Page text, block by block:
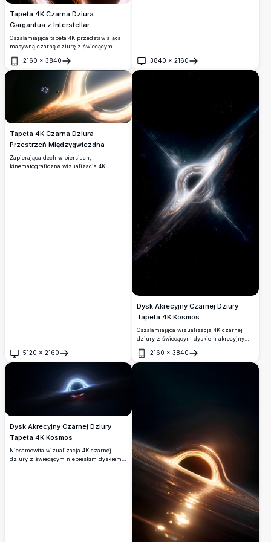
Tapeta 4K Czarna Dziura
Gargantua z Interstellar
Oszałamiająca tapeta 4K przedstawiająca
masywną czarną dziurę z świecącym
Gargantua z Interstellar. Stacja kosmiczna
i planeta krążą w pobliżu, otoczone
intensywnym ugięciem światła przez
grawitację w głębokiej przestrzeni
2160 × 3840
Otwórz
3840 × 2160
Otwórz
Tapeta 4K Czarna Dziura
Przestrzeń Międzygwiezdna
Zapierająca dech w piersiach,
kinematograficzna wizualizacja 4K
5120 × 2160
Otwórz
Dysk Akrecyjny Czarnej Dziury
Tapeta 4K Kosmos
Oszałamiająca wizualizacja 4K czarnej
dziury z świecącym dyskiem akrecyjnym
kosmicznej. Jasne dżety relatywistyczne i
zakrzywione światło tworzą zapierającą
2160 × 3840
Otwórz
Dysk Akrecyjny Czarnej Dziury
Tapeta 4K Kosmos
Niesamowita wizualizacja 4K czarnej
dziury z świecącym niebieskim dyskiem